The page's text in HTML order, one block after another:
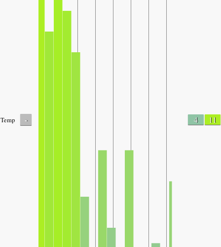
Temp - 4 11